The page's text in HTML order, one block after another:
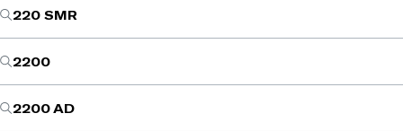
220 SMR
2200
2200 AD